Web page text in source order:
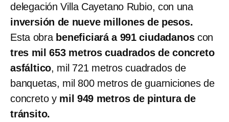
delegación Villa Cayetano Rubio, con una
inversión de nueve millones de pesos.
Esta obra beneficiará a 991 ciudadanoscon
tres mil 653 metros cuadrados de concreto
asfáltico, mil 721 metros cuadrados de
banquetas, mil 800 metros de guarniciones de
concreto y mil 949 metros de pintura de
tránsito.